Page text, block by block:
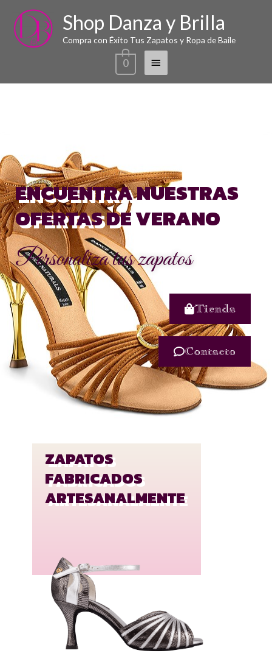
contenido
Shop Danza y Brilla
Compra con Éxito Tus Zapatos y Ropa de Baile
Menú
principal
0
ENCUENTRA NUESTRAS
OFERTAS DE VERANO
Personaliza tus zapatos
Tienda
Contacto
ZAPATOS
FABRICADOS
ARTESANALMENTE